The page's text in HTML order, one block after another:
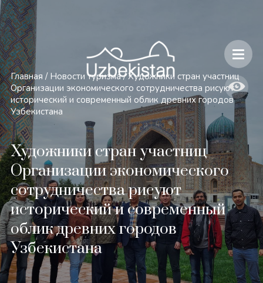
Безопасность и особенности путешествий по Узбекистану
Главная / Новости туризма / Художники стран участниц
Организации экономического сотрудничества рисуют
исторический и современный облик древних городов
Узбекистана
Художники стран участниц
Организации экономического
сотрудничества рисуют
исторический и современный
облик древних городов
Узбекистана